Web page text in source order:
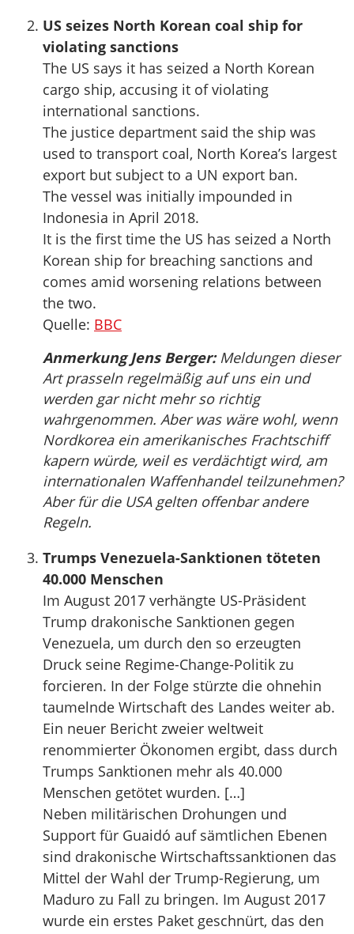
US seizes North Korean coal ship for
violating sanctions
The US says it has seized a North Korean
cargo ship, accusing it of violating
international sanctions.
The justice department said the ship was
used to transport coal, North Korea’s largest
export but subject to a UN export ban.
The vessel was initially impounded in
Indonesia in April 2018.
It is the first time the US has seized a North
Korean ship for breaching sanctions and
comes amid worsening relations between
the two.
Quelle: BBC
Anmerkung Jens Berger:Meldungen dieser
Art prasseln regelmäßig auf uns ein und
werden gar nicht mehr so richtig
wahrgenommen. Aber was wäre wohl, wenn
Nordkorea ein amerikanisches Frachtschiff
kapern würde, weil es verdächtigt wird, am
internationalen Waffenhandel teilzunehmen?
Aber für die USA gelten offenbar andere
Regeln.
Trumps Venezuela-Sanktionen töteten
40.000 Menschen
Im August 2017 verhängte US-Präsident
Trump drakonische Sanktionen gegen
Venezuela, um durch den so erzeugten
Druck seine Regime-Change-Politik zu
forcieren. In der Folge stürzte die ohnehin
taumelnde Wirtschaft des Landes weiter ab.
Ein neuer Bericht zweier weltweit
renommierter Ökonomen ergibt, dass durch
Trumps Sanktionen mehr als 40.000
Menschen getötet wurden. […]
Neben militärischen Drohungen und
Support für Guaidó auf sämtlichen Ebenen
sind drakonische Wirtschaftssanktionen das
Mittel der Wahl der Trump-Regierung, um
Maduro zu Fall zu bringen. Im August 2017
wurde ein erstes Paket geschnürt, das den